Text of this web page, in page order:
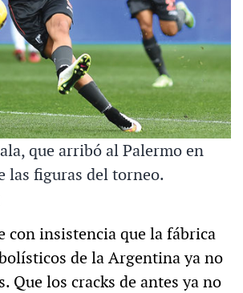
que arribó al Palermo en
las figuras del torneo.
con insistencia que la fábrica
de la Argentina ya no
Que los cracks de antes ya no